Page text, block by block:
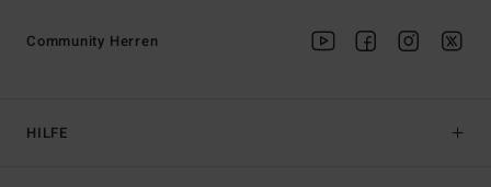
HILFE
Community Herren